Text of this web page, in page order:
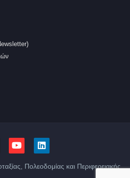
Πολεοδομίας και Περιφερειακής